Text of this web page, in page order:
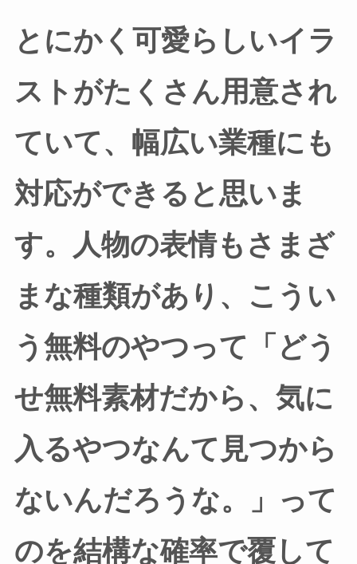
とにかく可愛らしいイラ
ストがたくさん用意され
ていて、幅広い業種にも
対応ができると思いま
す。人物の表情もさまざ
まな種類があり、こうい
う無料のやつって「どう
せ無料素材だから、気に
入るやつなんて見つから
ないんだろうな。」って
のを結構な確率で覆して